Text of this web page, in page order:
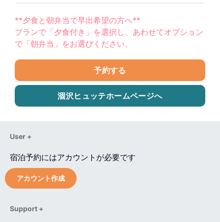
**夕食と朝弁当で早出希望の方へ**
プランで「夕食付き」を選択し、あわせてオプション
で「朝弁当」をお選びください。
予約する
涸沢ヒュッテホームページへ
Support +
User +
宿泊予約にはアカウントが必要です
アカウント作成